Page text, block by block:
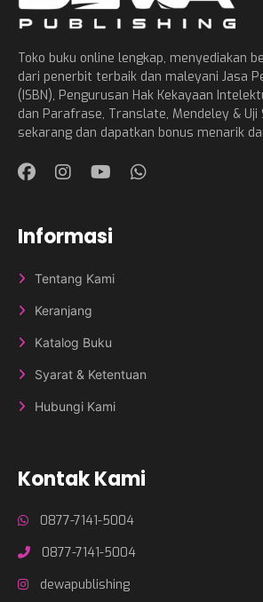
Toko buku online lengkap, menyediakan
dari penerbit terbaik dan maleyani Jasa
(ISBN), Pengurusan Hak Kekayaan
dan Parafrase, Translate, Mendeley & Uji
sekarang dan dapatkan bonus menarik
Informasi
Tentang Kami
Keranjang
Katalog Buku
Syarat & Ketentuan
Hubungi Kami
Kontak Kami
0877-7141-5004
0877-7141-5004
dewapublishing